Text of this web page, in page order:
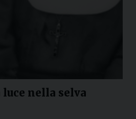
luce nella selva